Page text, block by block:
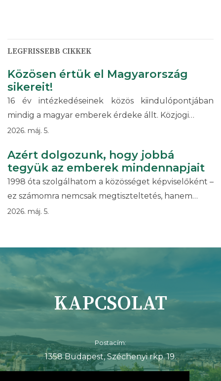
LEGFRISSEBB CIKKEK
Közösen értük el Magyarország
sikereit!
16 év intézkedéseinek közös kiindulópontjában
mindig a magyar emberek érdeke állt. Közjogi…
2026. máj. 5.
Azért dolgozunk, hogy jobbá
tegyük az emberek mindennapjait
1998 óta szolgálhatom a közösséget képviselőként –
ez számomra nemcsak megtiszteltetés, hanem…
2026. máj. 5.
KAPCSOLAT
Postacím:
1358 Budapest, Széchenyi rkp. 19.